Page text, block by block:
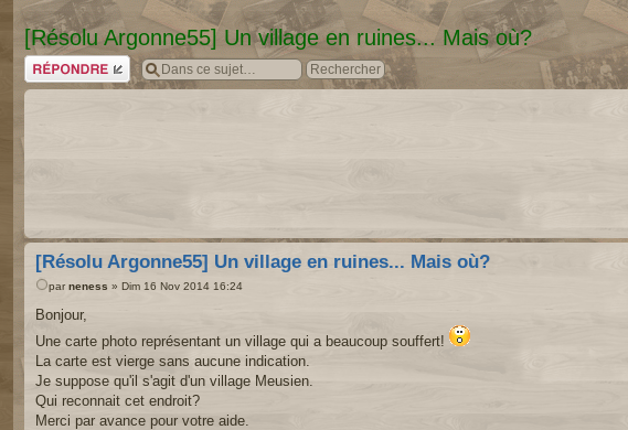
[Résolu Argonne55] Un village en ruines... Mais où?
Répondre
[Résolu Argonne55] Un village en ruines... Mais où?
par neness » Dim 16 Nov 2014 16:24
Bonjour,
Une carte photo représentant un village qui a beaucoup souffert!
La carte est vierge sans aucune indication.
Je suppose qu'il s'agit d'un village Meusien.
Qui reconnait cet endroit?
Merci par avance pour votre aide.